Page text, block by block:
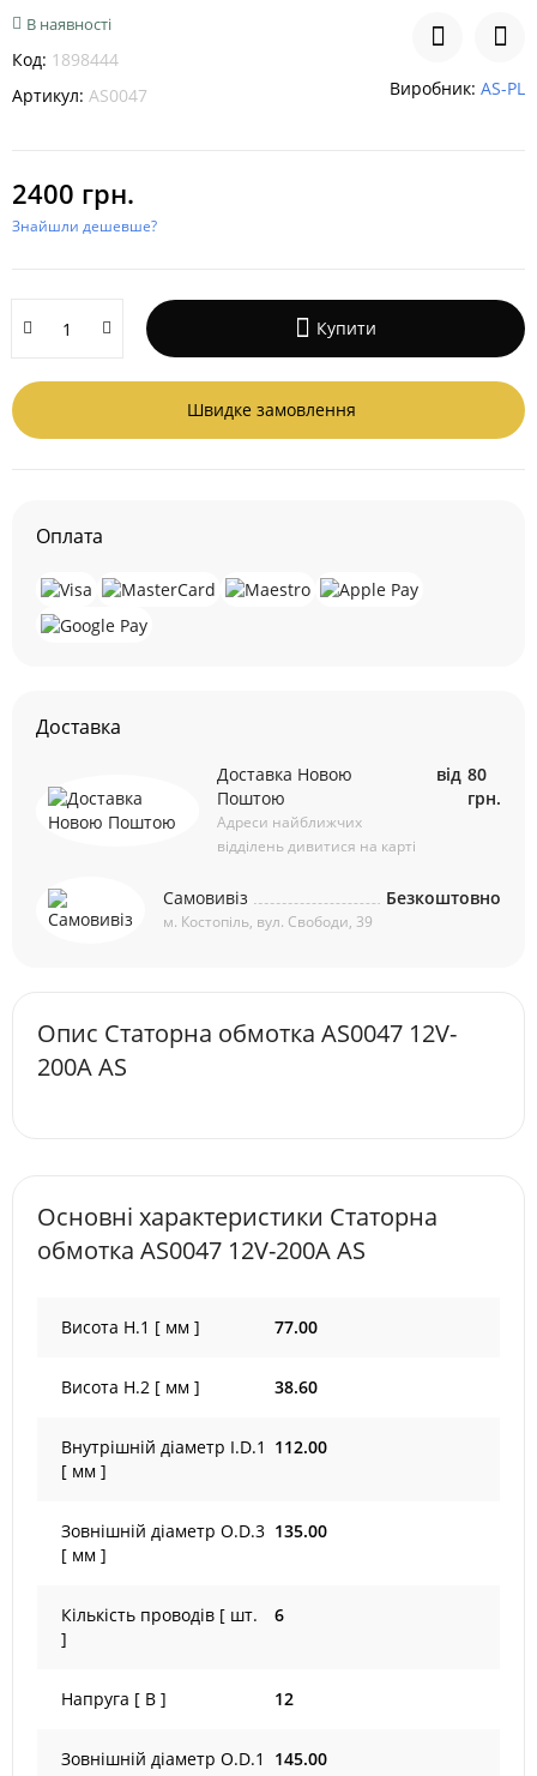
В наявності
Код: 1898444
Артикул: AS0047 Виробник: AS-PL
2400 грн.
Знайшли дешевше?
Купити
Швидке замовлення
Оплата
Доставка
Доставка Новою
Поштою
Адреси найближчих
відділень дивитися на карті
від 80
грн.
Самовивіз
м. Костопіль, вул. Свободи, 39
Безкоштовно
Опис Статорна обмотка AS0047 12V-
200A AS
Основні характеристики Статорна
обмотка AS0047 12V-200A AS
Висота H.1 [ мм ] 77.00
Висота H.2 [ мм ] 38.60
Внутрішній діаметр I.D.1
[ мм ]
112.00
Зовнішній діаметр O.D.3
[ мм ]
135.00
Кількість проводів [ шт.
]
6
Напруга [ В ] 12
Зовнішній діаметр O.D.1
145.00